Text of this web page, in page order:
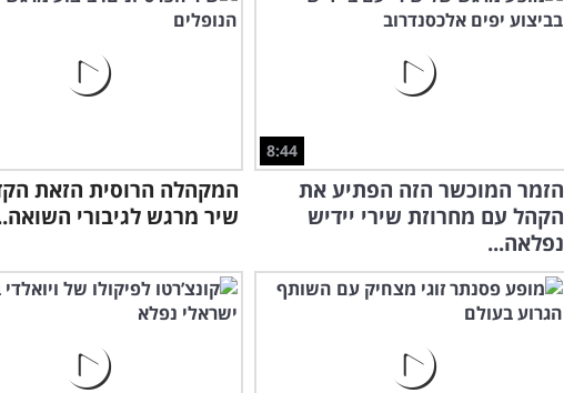
8:44
הזמר המוכשר הזה הפתיע את
הקהל עם מחרוזת שירי יידיש
נפלאה...
המקהלה הרוסית הזאת
שיר מרגש לגיבורי